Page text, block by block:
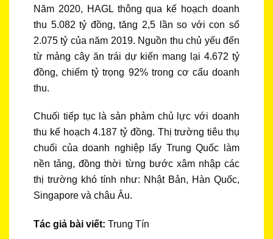
Năm 2020, HAGL thông qua kế hoạch doanh
thu 5.082 tỷ đồng, tăng 2,5 lần so với con số
2.075 tỷ của năm 2019. Nguồn thu chủ yếu đến
từ mảng cây ăn trái dự kiến mang lại 4.672 tỷ
đồng, chiếm tỷ trọng 92% trong cơ cấu doanh
thu.
Chuối tiếp tục là sản phảm chủ lực với doanh
thu kế hoạch 4.187 tỷ đồng. Thị trường tiêu thụ
chuối của doanh nghiệp lấy Trung Quốc làm
nền tảng, đồng thời từng bước xâm nhập các
thị trường khó tính như: Nhật Bản, Hàn Quốc,
Singapore và châu Âu.
Tác giả bài viết: Trung Tín